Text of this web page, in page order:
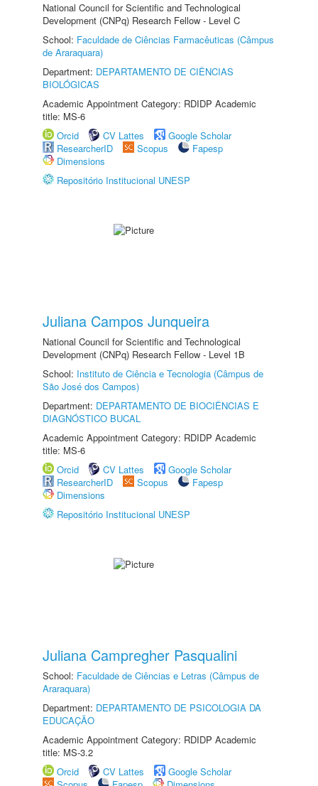
National Council for Scientific and Technological
Development (CNPq) Research Fellow - Level C
School: Faculdade de Ciências Farmacêuticas (Câmpus
de Araraquara)
Department: DEPARTAMENTO DE CIÊNCIAS
BIOLÓGICAS
Academic Appointment Category: RDIDP Academic
title: MS-6
Orcid
CV Lattes
Google Scholar
ResearcherID
Scopus
Fapesp
Dimensions
Repositório Institucional UNESP
Juliana Campos Junqueira
National Council for Scientific and Technological
Development (CNPq) Research Fellow - Level 1B
School: Instituto de Ciência e Tecnologia (Câmpus de
São José dos Campos)
Department: DEPARTAMENTO DE BIOCIÊNCIAS E
DIAGNÓSTICO BUCAL
Academic Appointment Category: RDIDP Academic
title: MS-6
Orcid
CV Lattes
Google Scholar
ResearcherID
Scopus
Fapesp
Dimensions
Repositório Institucional UNESP
Juliana Campregher Pasqualini
School: Faculdade de Ciências e Letras (Câmpus de
Araraquara)
Department: DEPARTAMENTO DE PSICOLOGIA DA
EDUCAÇÃO
Academic Appointment Category: RDIDP Academic
title: MS-3.2
Orcid
CV Lattes
Google Scholar